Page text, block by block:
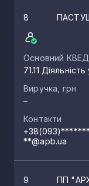
8
Основний КВЕД
71.11
Виручка, грн
–
Контакти
**@apb.ua
9 ПП